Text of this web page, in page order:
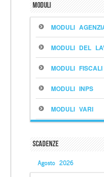
Moduli
MODULI
MODULI DEL
MODULI FISCALI
MODULI INPS
MODULI VARI
Scadenze
Agosto 2026